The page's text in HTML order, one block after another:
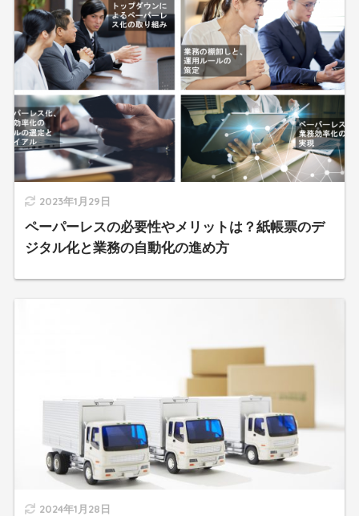
2023年1月29日
ペーパーレスの必要性やメリットは？紙帳票のデ
ジタル化と業務の自動化の進め方
2024年1月28日